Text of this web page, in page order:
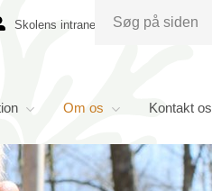
Skolens intranet
Om os Kontakt os